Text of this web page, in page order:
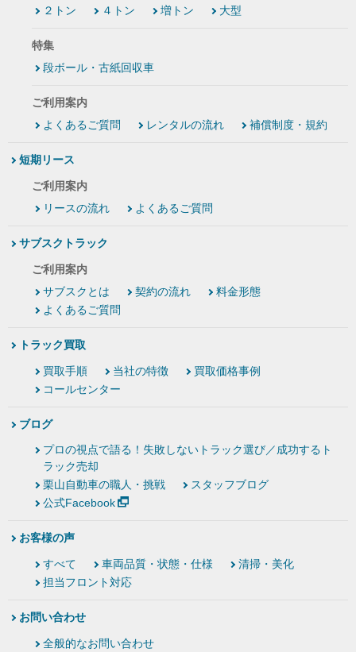
２トン
４トン 増トン 大型
特集
段ボール・古紙回収車
ご利用案内
よくあるご質問
レンタルの流れ 補償制度・規約
短期リース
ご利用案内
リースの流れ
よくあるご質問
サブスクトラック
ご利用案内
サブスクとは
契約の流れ
料金形態
よくあるご質問
トラック買取
買取手順 当社の特徴
買取価格事例
コールセンター
ブログ
プロの視点で語る！失敗しないトラック選び／成功するト
ラック売却
栗山自動車の職人・挑戦
スタッフブログ
公式Facebook
お客様の声
すべて 車両品質・状態・仕様
清掃・美化
担当フロント対応
お問い合わせ
全般的なお問い合わせ